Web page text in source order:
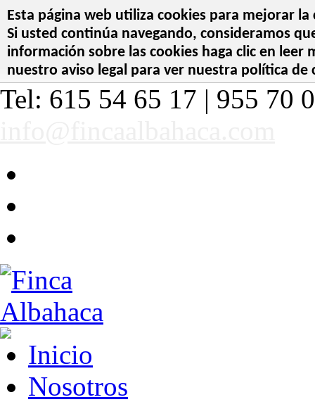
Esta página web utiliza cookies para mejorar
Si usted continúa navegando, consideramos
información sobre las cookies haga clic en leer
nuestro aviso legal para ver nuestra política de
Tel: 615 54 65 17 | 955 70
Inicio
Nosotros